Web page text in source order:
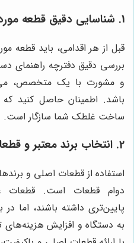
1. شناسایی دقیق قطعه مورد نیاز
قبل از هر اقدامی، باید قطعه
بررسی دقیق دفترچه راهنمای
و مشورت با یک متخصص،
باشد. اطمینان حاصل کنید
ساخت غلطک شما سازگار است.
2. انتخاب برند معتبر و قطعات اصلی
استفاده از قطعات اصلی و
دوام قطعات است. قطعات
پایین‌تری داشته باشند، اما
به دستگاه و افزایش هزینه‌های